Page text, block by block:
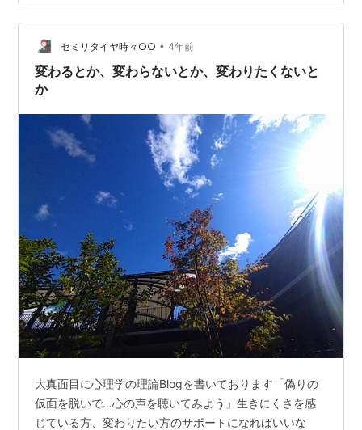
開だった。 熱心に写真を撮っているおばさんたち……自
分と同じくらいの年齢の女性のことって、なんて呼称し
たらいいんでしょうね？私が相手を「おばさん」と言っ
たら、まるで自分はまだそこに含まれてないって思って
るみたいで傲慢な気がする…
セミリタイヤ時々○○ • 4年前
変わるとか、変わらないとか、変わりたくないと
か
大真面目に心理学の理論Blogを書いております「偽りの
仮面を脱いで…心の声を聴いてみよう」生きにくさを感
じている方、変わりたい方のサポートになればいいな